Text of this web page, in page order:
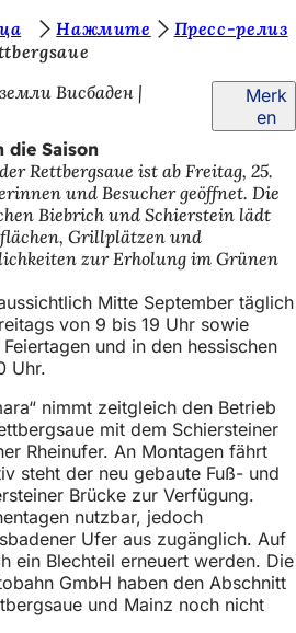
Нажмите
Пресс-релиз
Висбаден
Merk
en
die Saison
Rettbergsaue ist ab Freitag, 25.
und Besucher geöffnet. Die
Biebrich und Schierstein lädt
Grillplätzen und
zur Erholung im Grünen
Mitte September täglich
von 9 bis 19 Uhr sowie
und in den hessischen
Uhr.
nimmt zeitgleich den Betrieb
mit dem Schiersteiner
Rheinufer. An Montagen fährt
steht der neu gebaute Fuß- und
Brücke zur Verfügung.
nutzbar, jedoch
Ufer aus zugänglich. Auf
ein Blechteil erneuert werden. Die
GmbH haben den Abschnitt
und Mainz noch nicht